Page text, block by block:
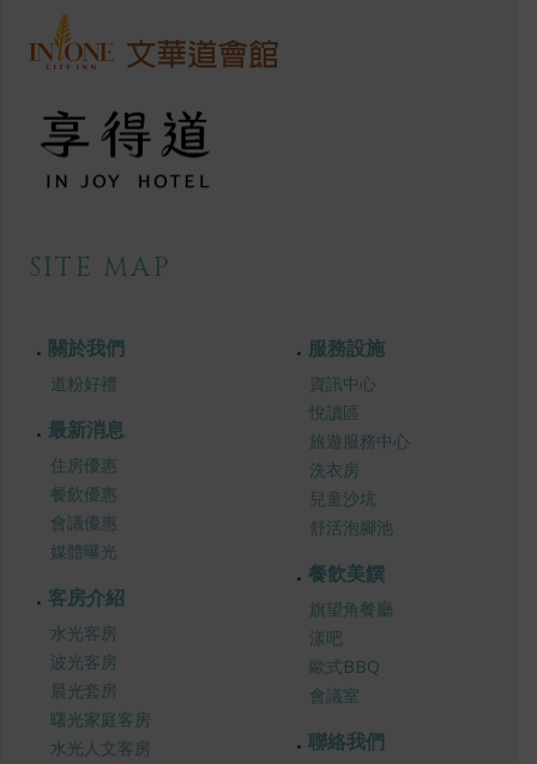
SITE MAP
關於我們
道粉好禮
最新消息
住房優惠
餐飲優惠
會議優惠
媒體曝光
客房介紹
水光客房
波光客房
晨光套房
曙光家庭客房
水光人文客房
服務設施
資訊中心
悅讀區
旅遊服務中心
洗衣房
兒童沙坑
舒活泡腳池
餐飲美饌
旗望角餐廳
漾吧
歐式BBQ
會議室
聯絡我們